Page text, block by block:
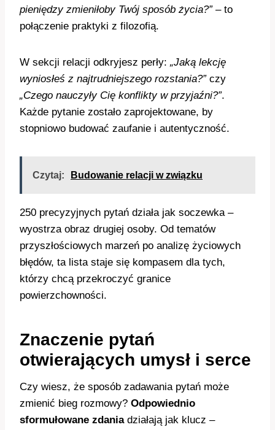
pieniędzy zmieniłoby Twój sposób życia?”– to
połączenie praktyki z filozofią.
W sekcji relacji odkryjesz perły: „Jaką lekcję
wyniosłeś z najtrudniejszego rozstania?”czy
„Czego nauczyły Cię konflikty w przyjaźni?”.
Każde pytanie zostało zaprojektowane, by
stopniowo budować zaufanie i autentyczność.
Czytaj: Budowanie relacji w związku
250 precyzyjnych pytań działa jak soczewka –
wyostrza obraz drugiej osoby. Od tematów
przyszłościowych marzeń po analizę życiowych
błędów, ta lista staje się kompasem dla tych,
którzy chcą przekroczyć granice
powierzchowności.
Znaczenie pytań
otwierających umysł i serce
Czy wiesz, że sposób zadawania pytań może
zmienić bieg rozmowy? Odpowiednio
sformułowane zdaniadziałają jak klucz –